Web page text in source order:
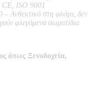
CE, ISO 9001
– Ανθεκτικό στη φλόγα, δεν
φλεγόμενα σωματίδια
όπως Ξενοδοχεία,